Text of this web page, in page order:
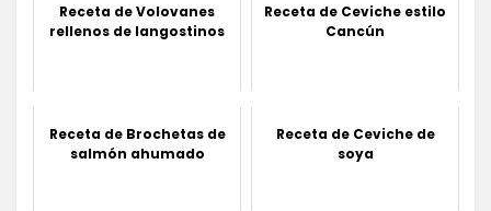
Receta de Volovanes
rellenos de langostinos
Receta de Ceviche estilo
Cancún
Receta de Brochetas de
salmón ahumado
Receta de Ceviche de
soya